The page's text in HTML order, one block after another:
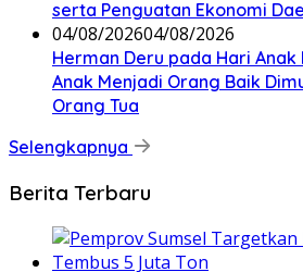
serta Penguatan Ekonomi
04/08/202604/08/2026
Herman Deru pada Hari Anak
Anak Menjadi Orang Baik
Orang Tua
Selengkapnya
Berita Terbaru